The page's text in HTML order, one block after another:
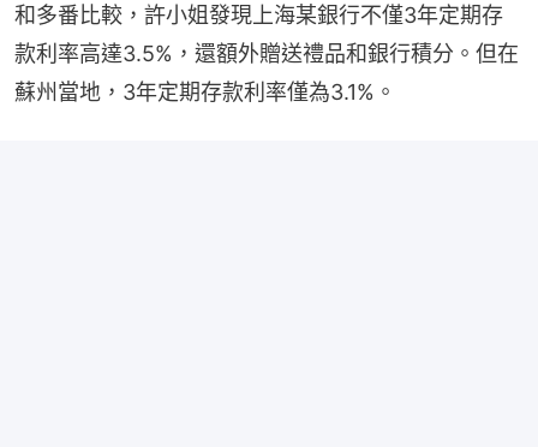
和多番比較，許小姐發現上海某銀行不僅3年定期存
款利率高達3.5%，還額外贈送禮品和銀行積分。但在
蘇州當地，3年定期存款利率僅為3.1%。